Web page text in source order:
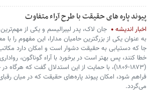
پیوند پاره های حقیقت با طرح آراء متفاوت
اخبار اندیشه
جان لاک، پدر لیبرالیسم و یکی از
به عنوان یکی از بزرگترین حامیان مدارا، این مفهوم را
جا که دستیابی به حقیقت دشوار است و امکان دارد
خطا کنند، پس بهتر است در برخورد با آراء گوناگون،
(۱۸۷۳-۱۸۰۶)، با حمایت از این استدلال گفت که
فراهم شود، امکان پیوند پاره‌های حقیقت که در میان
می‌گردد.